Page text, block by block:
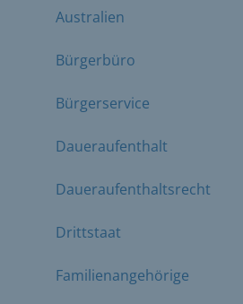
Australien
Bürgerbüro
Bürgerservice
Daueraufenthalt
Daueraufenthaltsrecht
Drittstaat
Familienangehörige